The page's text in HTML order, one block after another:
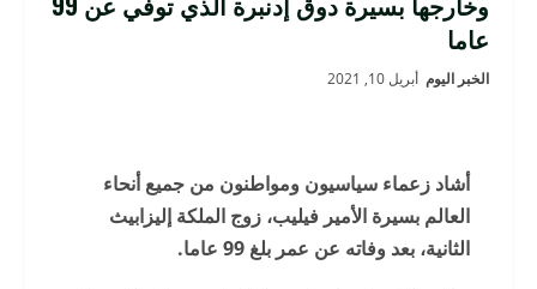
عاما
الخبر اليوم أبريل 10, 2021
أشاد زعماء سياسيون ومواطنون من جميع أنحاء
العالم بسيرة الأمير فيليب، زوج الملكة إليزابيث
الثانية، بعد وفاته عن عمر بلغ 99 عاما.